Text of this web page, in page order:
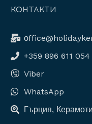
КОНТАКТИ
о
+359 896 611 054
Viber
WhatsApp
Гърция,